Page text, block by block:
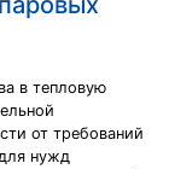
в тепловую
от требований
нужд